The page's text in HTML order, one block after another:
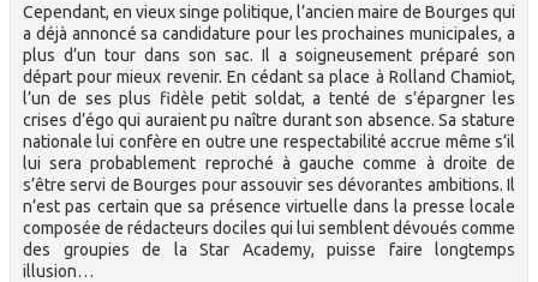
Cependant, en vieux singe politique, l’ancien maire de Bourges qui
a déjà annoncé sa candidature pour les prochaines municipales, a
plus d’un tour dans son sac. Il a soigneusement préparé son
départ pour mieux revenir. En cédant sa place à Rolland Chamiot,
l’un de ses plus fidèle petit soldat, a tenté de s’épargner les
crises d’égo qui auraient pu naître durant son absence. Sa stature
nationale lui confère en outre une respectabilité accrue même s’il
lui sera probablement reproché à gauche comme à droite de
s’être servi de Bourges pour assouvir ses dévorantes ambitions. Il
n’est pas certain que sa présence virtuelle dans la presse locale
composée de rédacteurs dociles qui lui semblent dévoués comme
des groupies de la Star Academy, puisse faire longtemps
illusion…